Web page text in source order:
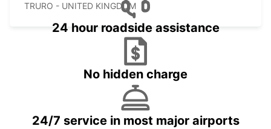
TRURO - UNITED KINGDOM
24 hour roadside assistance
No hidden charge
24/7 service in most major airports